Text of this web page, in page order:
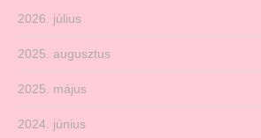
2026. július
2025. augusztus
2025. május
2024. június